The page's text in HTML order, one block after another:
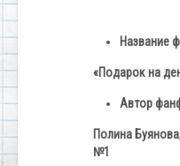
Название
«Подарок на
Автор
Полина
№1